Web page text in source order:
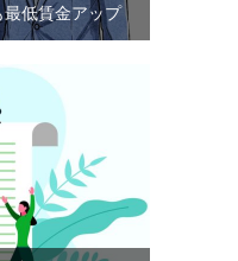
最低賃金アップ